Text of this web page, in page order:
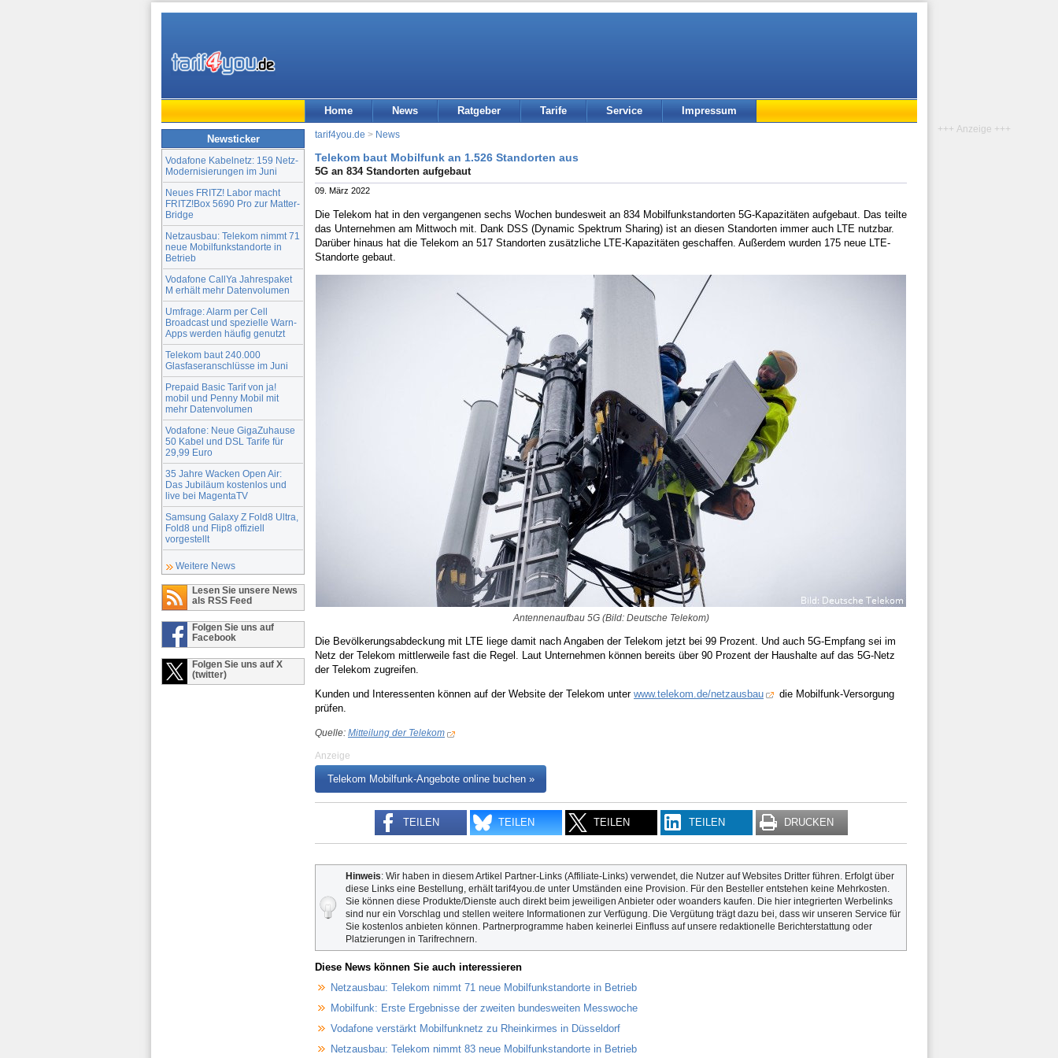
Home News Ratgeber Tarife Service Impressum
Newsticker
Vodafone Kabelnetz: 159 Netz-
Modernisierungen im Juni
Neues FRITZ! Labor macht
FRITZ!Box 5690 Pro zur Matter-
Bridge
Netzausbau: Telekom nimmt 71
neue Mobilfunkstandorte in
Betrieb
Vodafone CallYa Jahrespaket
M erhält mehr Datenvolumen
Umfrage: Alarm per Cell
Broadcast und spezielle Warn-
Apps werden häufig genutzt
Telekom baut 240.000
Glasfaseranschlüsse im Juni
Prepaid Basic Tarif von ja!
mobil und Penny Mobil mit
mehr Datenvolumen
Vodafone: Neue GigaZuhause
50 Kabel und DSL Tarife für
29,99 Euro
35 Jahre Wacken Open Air:
Das Jubiläum kostenlos und
live bei MagentaTV
Samsung Galaxy Z Fold8 Ultra,
Fold8 und Flip8 offiziell
vorgestellt
Weitere News
Lesen Sie unsere News
als RSS Feed
Folgen Sie uns auf
Facebook
Folgen Sie uns auf X
(twitter)
tarif4you.de > News
Telekom baut Mobilfunk an 1.526 Standorten aus
5G an 834 Standorten aufgebaut
09. März 2022
Die Telekom hat in den vergangenen sechs Wochen bundesweit an 834 Mobilfunkstandorten 5G-Kapazitäten aufgebaut. Das teilte
das Unternehmen am Mittwoch mit. Dank DSS (Dynamic Spektrum Sharing) ist an diesen Standorten immer auch LTE nutzbar.
Darüber hinaus hat die Telekom an 517 Standorten zusätzliche LTE-Kapazitäten geschaffen. Außerdem wurden 175 neue LTE-
Standorte gebaut.
Antennenaufbau 5G (Bild: Deutsche Telekom)
Die Bevölkerungsabdeckung mit LTE liege damit nach Angaben der Telekom jetzt bei 99 Prozent. Und auch 5G-Empfang sei im
Netz der Telekom mittlerweile fast die Regel. Laut Unternehmen können bereits über 90 Prozent der Haushalte auf das 5G-Netz
der Telekom zugreifen.
Kunden und Interessenten können auf der Website der Telekom unter www.telekom.de/netzausbau
die Mobilfunk-Versorgung
prüfen.
Quelle: Mitteilung der Telekom
Anzeige
Telekom Mobilfunk-Angebote online buchen »
TEILEN TEILEN TEILEN TEILEN DRUCKEN
Hinweis: Wir haben in diesem Artikel Partner-Links (Affiliate-Links) verwendet, die Nutzer auf Websites Dritter führen. Erfolgt über
diese Links eine Bestellung, erhält tarif4you.de unter Umständen eine Provision. Für den Besteller entstehen keine Mehrkosten.
Sie können diese Produkte/Dienste auch direkt beim jeweiligen Anbieter oder woanders kaufen. Die hier integrierten Werbelinks
sind nur ein Vorschlag und stellen weitere Informationen zur Verfügung. Die Vergütung trägt dazu bei, dass wir unseren Service für
Sie kostenlos anbieten können. Partnerprogramme haben keinerlei Einfluss auf unsere redaktionelle Berichterstattung oder
Platzierungen in Tarifrechnern.
Diese News können Sie auch interessieren
Netzausbau: Telekom nimmt 71 neue Mobilfunkstandorte in Betrieb
Mobilfunk: Erste Ergebnisse der zweiten bundesweiten Messwoche
Vodafone verstärkt Mobilfunknetz zu Rheinkirmes in Düsseldorf
Netzausbau: Telekom nimmt 83 neue Mobilfunkstandorte in Betrieb
+++ Anzeige +++